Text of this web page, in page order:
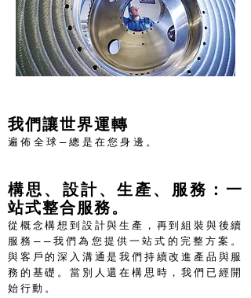
我們讓世界運轉
遍佈全球—總是在您身邊。
構思、設計、生產、服務：一
站式整合服務。
從概念構想到設計與生產，再到組裝與後續
服務——我們為您提供一站式的完整方案。
與客戶的深入溝通是我們持續改進產品與服
務的基礎。當別人還在構思時，我們已經開
始行動。